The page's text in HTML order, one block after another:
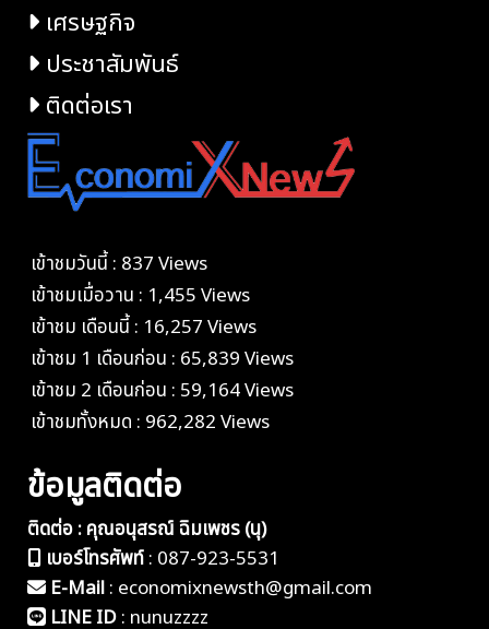
เศรษฐกิจ
ประชาสัมพันธ์
ติดต่อเรา
เข้าชมวันนี้ : 837 Views
เข้าชมเมื่อวาน : 1,455 Views
เข้าชม เดือนนี้ : 16,257 Views
เข้าชม 1 เดือนก่อน : 65,839 Views
เข้าชม 2 เดือนก่อน : 59,164 Views
เข้าชมทั้งหมด : 962,282 Views
ข้อมูลติดต่อ
ติดต่อ : คุณอนุสรณ์ ฉิมเพชร (นุ)
เบอร์โทรศัพท์: 087-923-5531
E-Mail: economixnewsth@gmail.com
LINE ID: nunuzzzz